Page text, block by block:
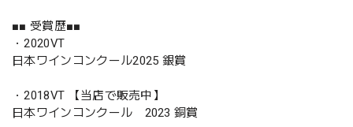
■■ 受賞歴■■
・2020VT
日本ワインコンクール2025 銀賞
・2018VT 【当店で販売中】
日本ワインコンクール 2023 銅賞